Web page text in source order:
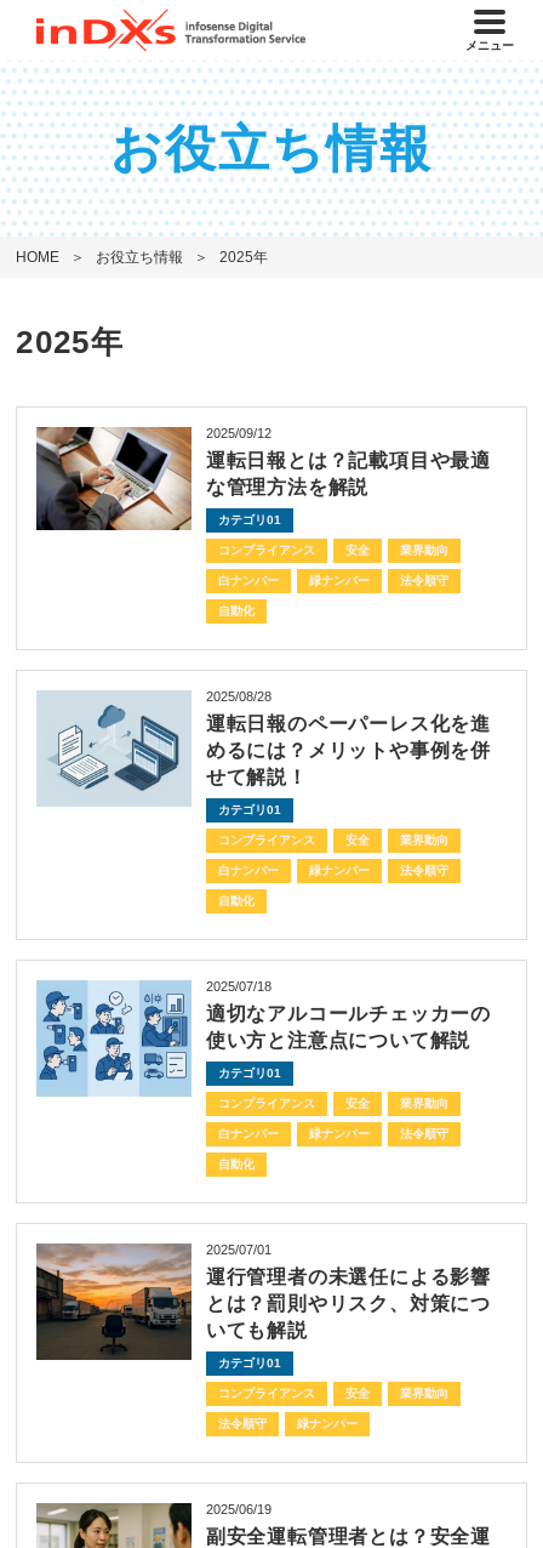
メニュー
お役立ち情報
HOME お役立ち情報 2025年
2025年
2025/09/12
運転日報とは？記載項目や最適
な管理方法を解説
カテゴリ01
コンプライアンス 安全 業界動向
白ナンバー 緑ナンバー 法令順守
自動化
2025/08/28
運転日報のペーパーレス化を進
めるには？メリットや事例を併
せて解説！
カテゴリ01
コンプライアンス 安全 業界動向
白ナンバー 緑ナンバー 法令順守
自動化
2025/07/18
適切なアルコールチェッカーの
使い方と注意点について解説
カテゴリ01
コンプライアンス 安全 業界動向
白ナンバー 緑ナンバー 法令順守
自動化
2025/07/01
運行管理者の未選任による影響
とは？罰則やリスク、対策につ
いても解説
カテゴリ01
コンプライアンス 安全 業界動向
法令順守 緑ナンバー
2025/06/19
副安全運転管理者とは？安全運